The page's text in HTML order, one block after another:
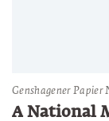
Genshagener Papier
A National